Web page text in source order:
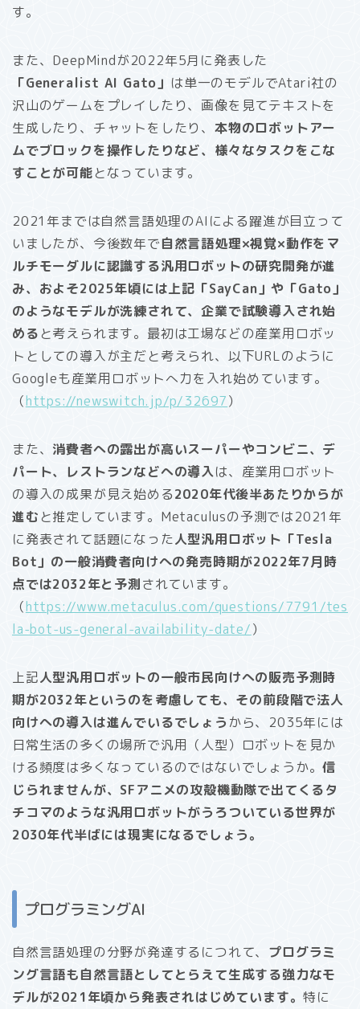
す。
また、DeepMindが2022年5月に発表した
「Generalist AI Gato」 は単一のモデルでAtari社の
沢山のゲームをプレイしたり、画像を見てテキストを
生成したり、チャットをしたり、 本物のロボットアー
ムでブロックを操作したりなど、様々なタスクをこな
すことが可能となっています。
2021年までは自然言語処理のAIによる躍進が目立って
いましたが、今後数年で自然言語処理×視覚×動作をマ
ルチモーダルに認識する汎用ロボットの研究開発が進
み、およそ2025年頃には上記「SayCan」や「Gato」
のようなモデルが洗練されて、企業で試験導入され始
める と考えられます。最初は工場などの産業用ロボッ
トとしての導入が主だと考えられ、以下URLのように
Googleも産業用ロボットへ力を入れ始めています。
（https://newswitch.jp/p/32697）
また、 消費者への露出が高いスーパーやコンビニ、デ
パート、レストランなどへの導入は、産業用ロボット
の導入の成果が見え始める2020年代後半あたりからが
進むと推定しています。Metaculusの予測では2021年
に発表されて話題になった人型汎用ロボット「Tesla
Bot」の一般消費者向けへの発売時期が2022年7月時
点では2032年と予測されています。
（https://www.metaculus.com/questions/7791/tes
la-bot-us-general-availability-date/）
上記人型汎用ロボットの一般市民向けへの販売予測時
期が2032年というのを考慮しても、その前段階で法人
向けへの導入は進んでいるでしょう から、2035年には
日常生活の多くの場所で汎用（人型）ロボットを見か
ける頻度は多くなっているのではないでしょうか。信
じられませんが、SFアニメの攻殻機動隊で出てくるタ
チコマのような汎用ロボットがうろついている世界が
2030年代半ばには現実になるでしょう。
プログラミングAI
自然言語処理の分野が発達するにつれて、 プログラミ
ング言語も自然言語としてとらえて生成する強力なモ
デルが2021年頃から発表されはじめています。特に